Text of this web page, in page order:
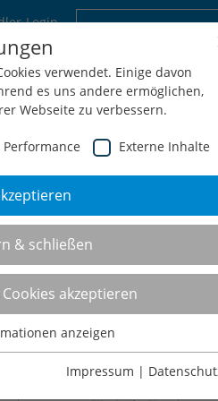
Login
Schweiz
Shop
verwendet. Einige davon
es uns andere ermöglichen,
Webseite zu verbessern.
Externe Inhalte
& schließen
akzeptieren
grundlegende Funktionen der
anzeigen
Impressum |